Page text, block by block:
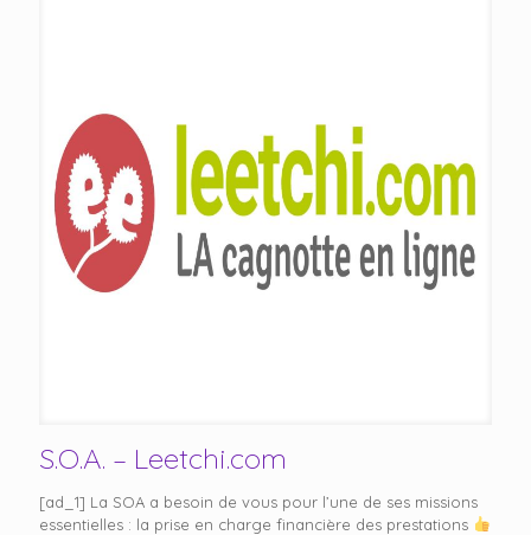
S.O.A. – Leetchi.com
[ad_1] La SOA a besoin de vous pour l’une de ses missions
essentielles : la prise en charge financière des prestations